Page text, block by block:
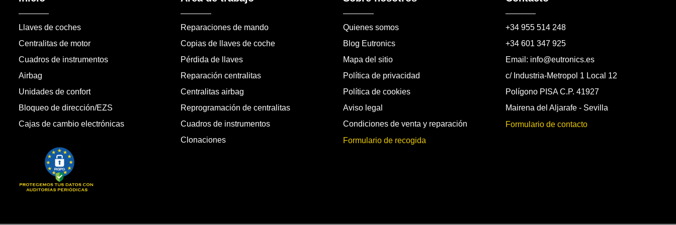
Llaves de coches
Centralitas de motor
Cuadros de instrumentos
Airbag
Unidades de confort
Bloqueo de dirección/EZS
Cajas de cambio electrónicas
Reparaciones de mando
Copias de llaves de coche
Pérdida de llaves
Reparación centralitas
Centralitas airbag
Reprogramación de centralitas
Cuadros de instrumentos
Clonaciones
Quienes somos
Blog Eutronics
Mapa del sitio
Política de privacidad
Política de cookies
Aviso legal
Condiciones de venta y reparación
Formulario de recogida
+34 955 514 248
+34 601 347 925
Email: info@eutronics.es
c/ Industria-Metropol 1 Local 12
Polígono PISA C.P. 41927
Mairena del Aljarafe - Sevilla
Formulario de contacto